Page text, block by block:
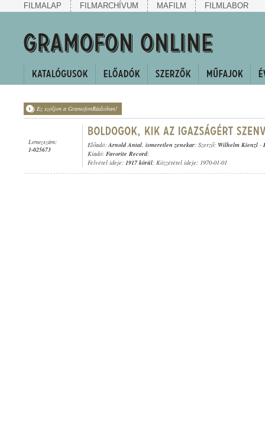
FILMALAP FILMARCHÍVUM MAFILM FILMLABOR
Ez szóljon a GramofonRádióban!
Lemezszám:
1-025673
Előadó:Arnold Antal, ismeretlen zenekar; Szerző: Wilhelm Kienzl -
Kiadó: Favorite Record;
Felvétel ideje: 1917 körül; Közzététel ideje: 1970-01-01